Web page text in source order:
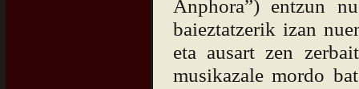
Anphora”) entzun
baieztatzerik izan
eta ausart zen
musikazale mordo